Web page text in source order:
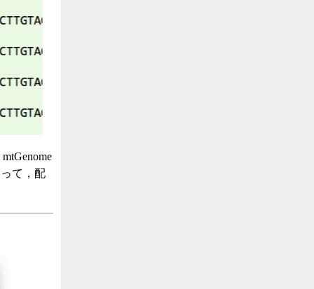
て，配